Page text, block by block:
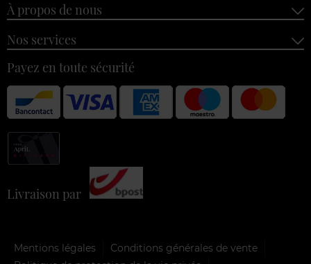
À propos de nous
Nos services
Payez en toute sécurité
Livraison par
Mentions légales
Conditions générales de vente